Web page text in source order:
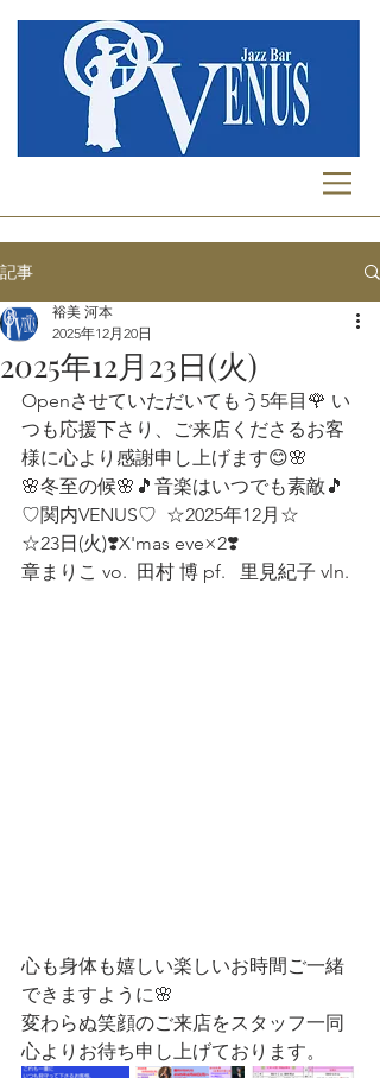
記事
2025年12月23日(火)
裕美 河本
2025年12月20日
Openさせていただいてもう5年目🌹 い
つも応援下さり、ご来店くださるお客
様に心より感謝申し上げます😊🌸
🌸冬至の候🌸🎵音楽はいつでも素敵🎵
♡関内VENUS♡  ☆2025年12月☆
☆23日(火)❣️X'mas eve×2❣️
章まりこ vo.  田村 博 pf.   里見紀子 vln.
心も身体も嬉しい楽しいお時間ご一緒
できますように🌸
変わらぬ笑顔のご来店をスタッフ一同
心よりお待ち申し上げております。